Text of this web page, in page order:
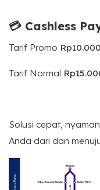
💳 Cashless
Tarif Promo
Tarif Normal
Solusi cepat,
Anda dari dan